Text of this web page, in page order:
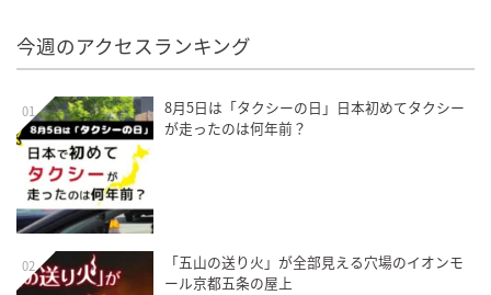
今週のアクセスランキング
01
8月5日は「タクシーの日」日本初めてタクシー
が走ったのは何年前？
02
「五山の送り火」が全部見える穴場のイオンモ
ール京都五条の屋上